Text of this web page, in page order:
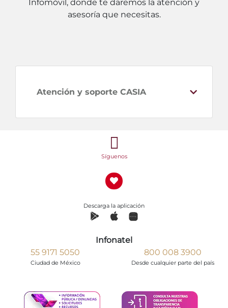
Infomóvil, donde te daremos la atención y
asesoría que necesitas.
Atención y soporte CASIA
Síguenos
Descarga la aplicación
Infonatel
55 9171 5050
Ciudad de México
800 008 3900
Desde cualquier parte del país